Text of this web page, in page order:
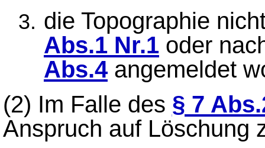
die Topographie
Abs.1 Nr.1oder
Abs.4angemeldet
(2) Im Falle des § 7
Anspruch auf Löschung